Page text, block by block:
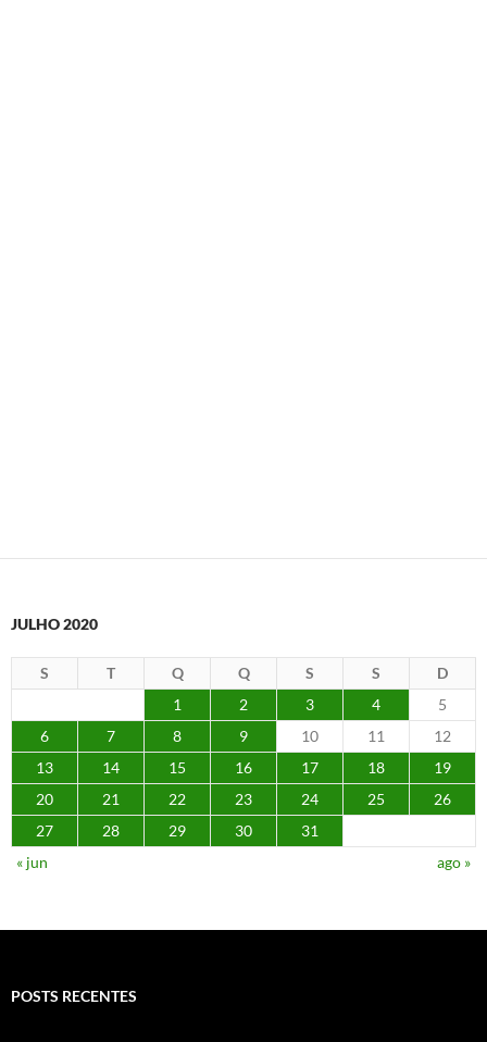
JULHO 2020
S T Q Q S S
D
1
2 3 4
5
6
7 8 9 10 11
12
13
14 15 16 17 18
19
20
21 22 23 24 25
26
27
28 29 30
31
« jun
ago »
POSTS RECENTES